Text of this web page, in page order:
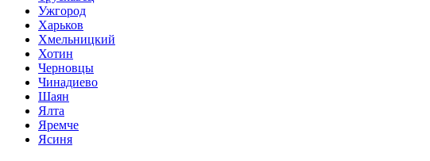
Ужгород
Харьков
Хмельницкий
Хотин
Черновцы
Чинадиево
Шаян
Ялта
Яремче
Ясиня